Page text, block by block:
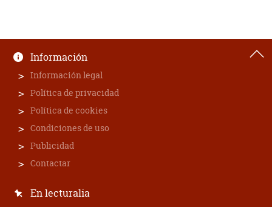
Información
Información legal
Política de privacidad
Política de cookies
Condiciones de uso
Publicidad
Contactar
En lecturalia